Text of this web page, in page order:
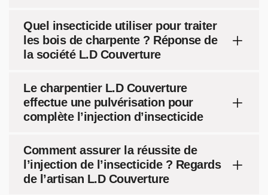
Quel insecticide utiliser pour traiter
les bois de charpente ? Réponse de
la société L.D Couverture
Le charpentier L.D Couverture
effectue une pulvérisation pour
complète l’injection d’insecticide
Comment assurer la réussite de
l’injection de l’insecticide ? Regards
de l’artisan L.D Couverture